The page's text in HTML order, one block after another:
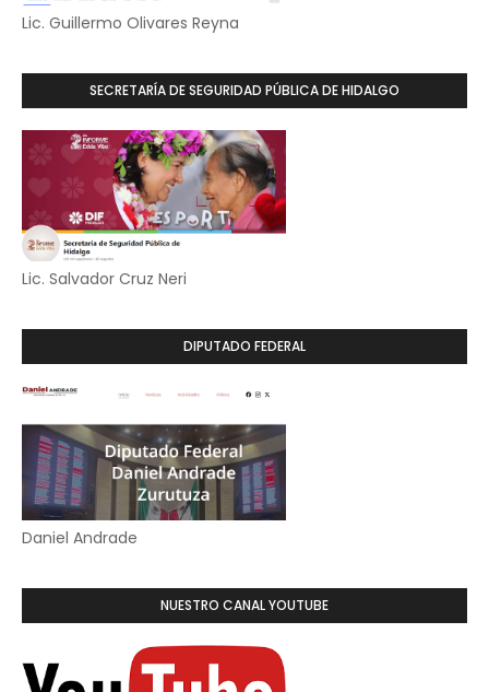
Lic. Guillermo Olivares Reyna
SECRETARÍA DE SEGURIDAD PÚBLICA DE HIDALGO
Lic. Salvador Cruz Neri
DIPUTADO FEDERAL
Daniel Andrade
NUESTRO CANAL YOUTUBE